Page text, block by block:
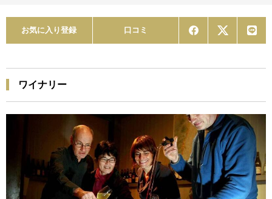
お気に入り登録 口コミ
ワイナリー